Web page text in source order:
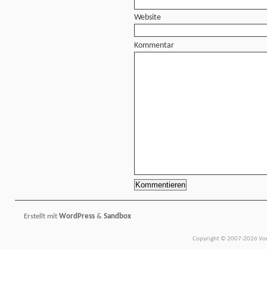
Website
Kommentar
Erstellt mit WordPress & Sandbox
Copyright © 2007-2026